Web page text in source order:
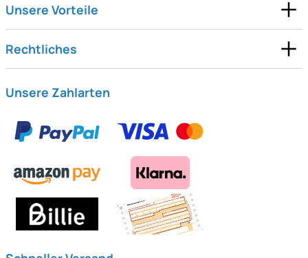
Unsere Vorteile
Rechtliches
Unsere Zahlarten